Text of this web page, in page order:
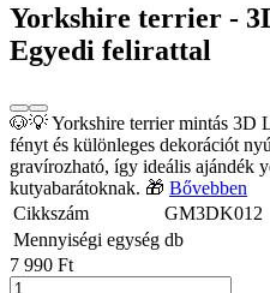
Yorkshire terrier -
Egyedi felirattal
🐶💡 Yorkshire terrier mintás 3D
fényt és különleges dekorációt
gravírozható, így ideális ajándék
kutyabarátoknak. 🎁 Bővebben
Cikkszám
GM3DK012
Mennyiségi egység db
7 990 Ft